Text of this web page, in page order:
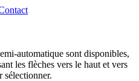
automatique sont disponibles,
les flèches vers le haut et vers
sélectionner.